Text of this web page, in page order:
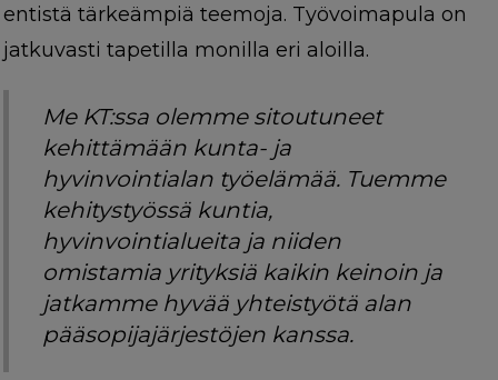
entistä tärkeämpiä teemoja. Työvoimapula on
jatkuvasti tapetilla monilla eri aloilla.
Me KT:ssa olemme sitoutuneet
kehittämään kunta- ja
hyvinvointialan työelämää. Tuemme
kehitystyössä kuntia,
hyvinvointialueita ja niiden
omistamia yrityksiä kaikin keinoin ja
jatkamme hyvää yhteistyötä alan
pääsopijajärjestöjen kanssa.